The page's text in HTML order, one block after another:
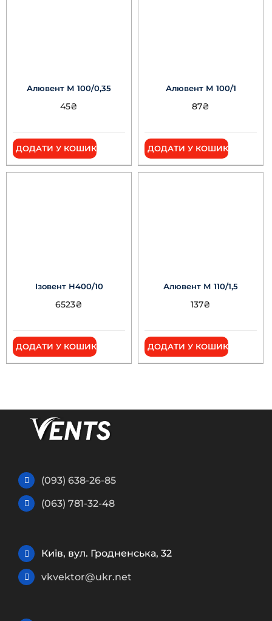
Алювент М 100/0,35
45₴
ДОДАТИ У КОШИК
Алювент М 100/1
87₴
ДОДАТИ У КОШИК
Ізовент Н400/10
6523₴
ДОДАТИ У КОШИК
Алювент М 110/1,5
137₴
ДОДАТИ У КОШИК
(093) 638-26-85
(063) 781-32-48
Київ, вул. Гродненська, 32
vkvektor@ukr.net